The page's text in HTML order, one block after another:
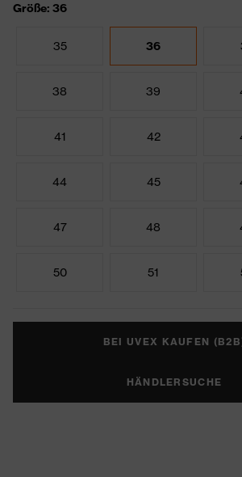
Größe: 36
35 36
38 39
41 42
44 45
47 48
50 51
BEI UVEX KAUFEN
HÄNDLERSUCHE